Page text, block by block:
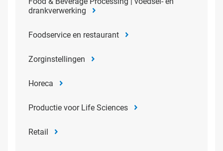
drankverwerking
Foodservice en restaurant
Zorginstellingen
Horeca
Productie voor Life Sciences
Retail